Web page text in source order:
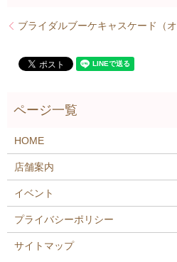
ブライダルブーケキャスケード（オ
HOME
店舗案内
イベント
プライバシーポリシー
サイトマップ